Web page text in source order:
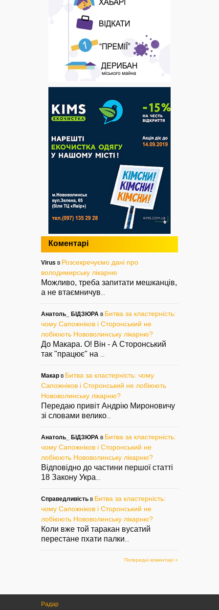
Коментарі
Virus в Розсекречуємо дані про
володимирську лікарню
Можливо, треба запитати мешканців,
а не втаємничув
Анатоль_ БІДЗЮРА в Битва за кластерність:
чому Сапожніков і Сторонський не
лобіюють Нововолинську лікарню?
До Макара. О! Він - А Сторонський
так "працює" на
Макар в Битва за кластерність: чому
Сапожніков і Сторонський не лобіюють
Нововолинську лікарню?
Передаю привіт Андрію Мироновичу
зі словами велико
Анатоль_ БІДЗЮРА в Битва за кластерність:
чому Сапожніков і Сторонський не
лобіюють Нововолинську лікарню?
Відповідно до частини першої статті
18 Закону Укра
Справедливість в Битва за кластерність:
чому Сапожніков і Сторонський не
лобіюють Нововолинську лікарню?
Коли вже той таракан вусатий
перестане пхати палки
Попередні коментарі »
Радар